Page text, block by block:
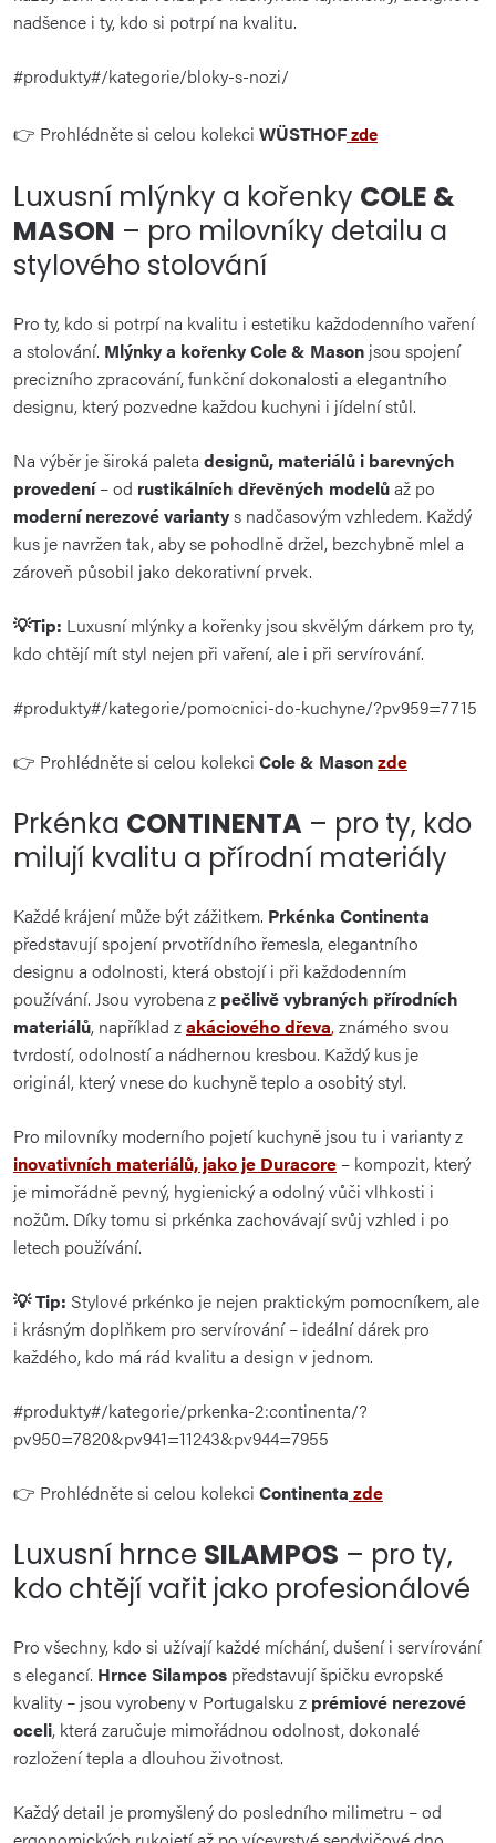
nadšence i ty, kdo si potrpí na kvalitu.
#produkty#/kategorie/bloky-s-nozi/
👉 Prohlédněte si celou kolekci WÜSTHOFzde
Luxusní mlýnky a kořenky COLE &
MASON – pro milovníky detailu a
stylového stolování
Pro ty, kdo si potrpí na kvalitu i estetiku každodenního vaření
a stolování. Mlýnky a kořenky Cole & Mason jsou spojení
precizního zpracování, funkční dokonalosti a elegantního
designu, který pozvedne každou kuchyni i jídelní stůl.
Na výběr je široká paleta designů, materiálů i barevných
provedení– od rustikálních dřevěných modelůaž po
moderní nerezové variantys nadčasovým vzhledem. Každý
kus je navržen tak, aby se pohodlně držel, bezchybně mlel a
zároveň působil jako dekorativní prvek.
💡Tip: Luxusní mlýnky a kořenky jsou skvělým dárkem pro ty,
kdo chtějí mít styl nejen při vaření, ale i při servírování.
#produkty#/kategorie/pomocnici-do-kuchyne/?pv959=7715
👉 Prohlédněte si celou kolekci Cole & Masonzde
Prkénka CONTINENTA – pro ty, kdo
milují kvalitu a přírodní materiály
Každé krájení může být zážitkem. Prkénka Continenta
představují spojení prvotřídního řemesla, elegantního
designu a odolnosti, která obstojí i při každodenním
používání. Jsou vyrobena z pečlivě vybraných přírodních
materiálů, například zakáciového dřeva,známého svou
tvrdostí, odolností a nádhernou kresbou. Každý kus je
originál, který vnese do kuchyně teplo a osobitý styl.
Pro milovníky moderního pojetí kuchyně jsou tu i varianty z
inovativních materiálů, jako je Duracore – kompozit, který
je mimořádně pevný, hygienický a odolný vůči vlhkosti i
nožům. Díky tomu si prkénka zachovávají svůj vzhled i po
letech používání.
💡 Tip: Stylové prkénko je nejen praktickým pomocníkem, ale
i krásným doplňkem pro servírování – ideální dárek pro
každého, kdo má rád kvalitu a design v jednom.
#produkty#/kategorie/prkenka-2:continenta/?
pv950=7820&pv941=11243&pv944=7955
👉 Prohlédněte si celou kolekci Continenta zde
Luxusní hrnce SILAMPOS – pro ty,
kdo chtějí vařit jako profesionálové
Pro všechny, kdo si užívají každé míchání, dušení i servírování
s elegancí. Hrnce Silampos představují špičku evropské
kvality – jsou vyrobeny v Portugalsku z prémiové nerezové
oceli, která zaručuje mimořádnou odolnost, dokonalé
rozložení tepla a dlouhou životnost.
Každý detail je promyšlený do posledního milimetru – od